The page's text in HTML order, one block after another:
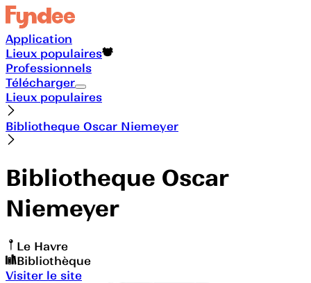
Application
Lieux populaires
Professionnels
Télécharger
Lieux populaires
Bibliotheque Oscar Niemeyer
Bibliotheque Oscar
Niemeyer
Le Havre
Bibliothèque
Visiter le site